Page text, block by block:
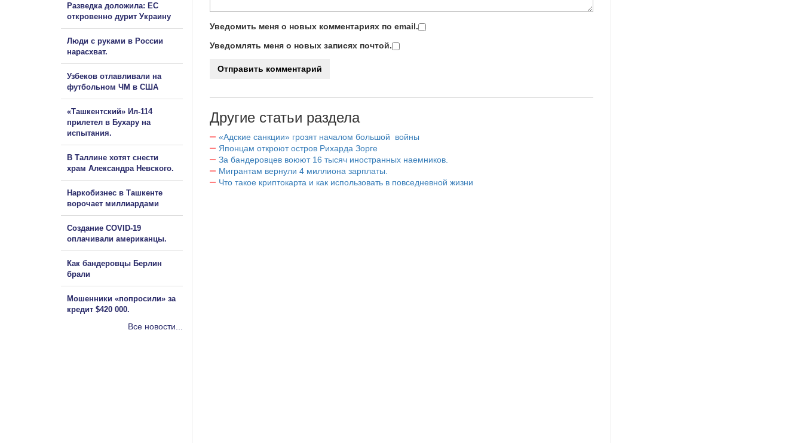
Уведомить меня о новых комментариях по email.
Уведомлять меня о новых записях почтой.
Другие статьи раздела
«Адские санкции» грозят началом большой войны
Японцам откроют остров Рихарда Зорге
За бандеровцев воюют 16 тысяч иностранных наемников.
Мигрантам вернули 4 миллиона зарплаты.
Что такое криптокарта и как использовать в повседневной жизни
Разведка доложила: ЕС
откровенно дурит Украину
Люди с руками в России
нарасхват.
Узбеков отлавливали на
футбольном ЧМ в США
«Ташкентский» Ил-114
прилетел в Бухару на
испытания.
В Таллине хотят снести
храм Александра Невского.
Наркобизнес в Ташкенте
ворочает миллиардами
Создание COVID-19
оплачивали американцы.
Как бандеровцы Берлин
брали
Мошенники «попросили» за
кредит $420 000.
Все новости...